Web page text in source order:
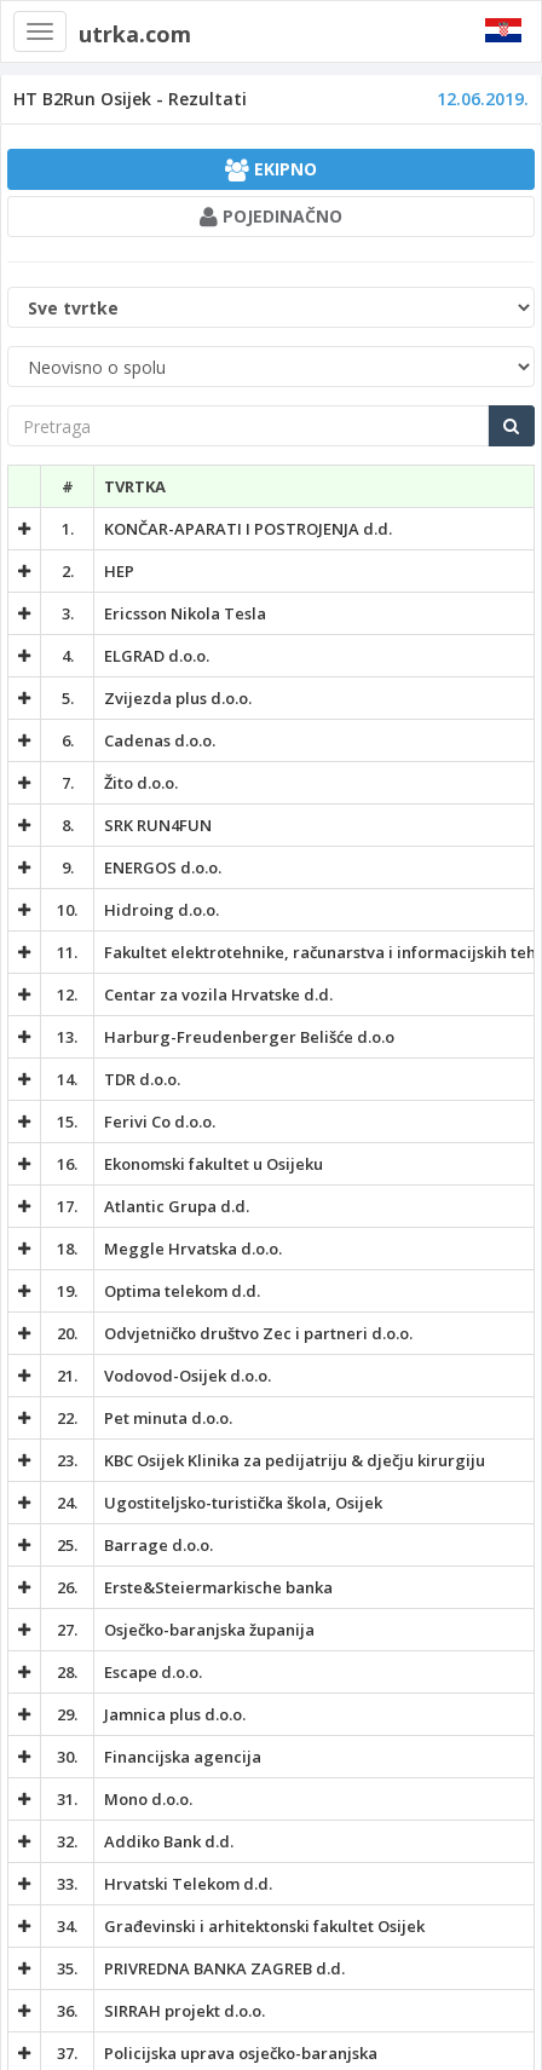
Toggle
navigation
utrka.com
HT B2Run Osijek - Rezultati 12.06.2019.
EKIPNO
POJEDINAČNO
Kategorija
tvrtke
Spol
Pretraga
#
TVRTKA
1.
KONČAR-APARATI I POSTROJENJA d.d.
2.
HEP
3.
Ericsson Nikola Tesla
4.
ELGRAD d.o.o.
5.
Zvijezda plus d.o.o.
6.
Cadenas d.o.o.
7.
Žito d.o.o.
8.
SRK RUN4FUN
9.
ENERGOS d.o.o.
10.
Hidroing d.o.o.
11.
Fakultet elektrotehnike, računarstva i informacijskih
12.
Centar za vozila Hrvatske d.d.
13.
Harburg-Freudenberger Belišće d.o.o
14.
TDR d.o.o.
15.
Ferivi Co d.o.o.
16.
Ekonomski fakultet u Osijeku
17.
Atlantic Grupa d.d.
18.
Meggle Hrvatska d.o.o.
19.
Optima telekom d.d.
20.
Odvjetničko društvo Zec i partneri d.o.o.
21.
Vodovod-Osijek d.o.o.
22.
Pet minuta d.o.o.
23.
KBC Osijek Klinika za pedijatriju & dječju kirurgiju
24.
Ugostiteljsko-turistička škola, Osijek
25.
Barrage d.o.o.
26.
Erste&Steiermarkische banka
27.
Osječko-baranjska županija
28.
Escape d.o.o.
29.
Jamnica plus d.o.o.
30.
Financijska agencija
31.
Mono d.o.o.
32.
Addiko Bank d.d.
33.
Hrvatski Telekom d.d.
34.
Građevinski i arhitektonski fakultet Osijek
35.
PRIVREDNA BANKA ZAGREB d.d.
36.
SIRRAH projekt d.o.o.
37.
Policijska uprava osječko-baranjska